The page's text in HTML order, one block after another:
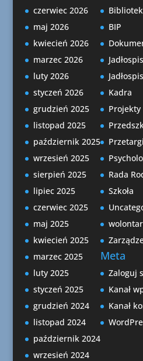
czerwiec 2026
maj 2026
kwiecień 2026
marzec 2026
luty 2026
styczeń 2026
grudzień 2025
listopad 2025
październik 2025
wrzesień 2025
sierpień 2025
lipiec 2025
czerwiec 2025
maj 2025
kwiecień 2025
marzec 2025
luty 2025
styczeń 2025
grudzień 2024
listopad 2024
październik 2024
wrzesień 2024
BIP
Kadra
Projekty
Przetargi
Rada
Szkoła
Meta
Zaloguj
Kanał
Kanał